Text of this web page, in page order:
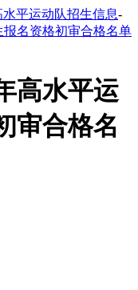
水平运动队招生信息-
报名资格初审合格名单
高水平运
审合格名